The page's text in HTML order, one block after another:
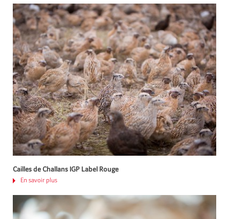
Cailles de Challans IGP Label Rouge
En savoir plus